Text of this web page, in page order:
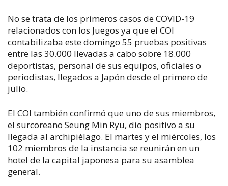
No se trata de los primeros casos de COVID-19
relacionados con los Juegos ya que el COI
contabilizaba este domingo 55 pruebas positivas
entre las 30.000 llevadas a cabo sobre 18.000
deportistas, personal de sus equipos, oficiales o
periodistas, llegados a Japón desde el primero de
julio.
El COI también confirmó que uno de sus miembros,
el surcoreano Seung Min Ryu, dio positivo a su
llegada al archipiélago. El martes y el miércoles, los
102 miembros de la instancia se reunirán en un
hotel de la capital japonesa para su asamblea
general.